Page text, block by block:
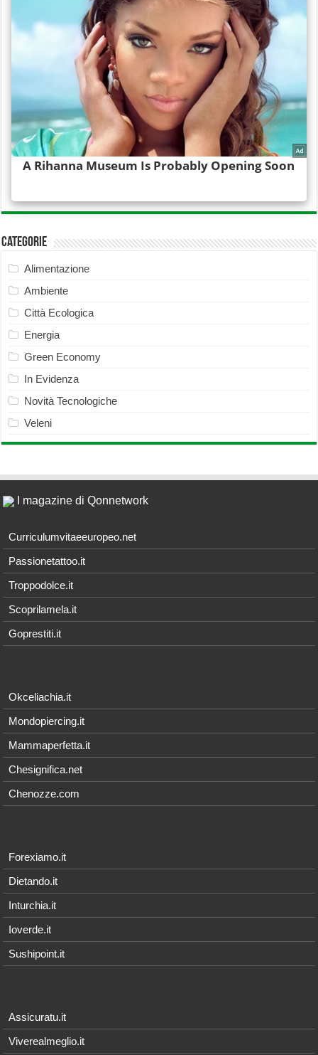
Categorie
Alimentazione
Ambiente
Città Ecologica
Energia
Green Economy
In Evidenza
Novità Tecnologiche
Veleni
I magazine di Qonnetwork
Curriculumvitaeeuropeo.net
Passionetattoo.it
Troppodolce.it
Scoprilamela.it
Goprestiti.it
Okceliachia.it
Mondopiercing.it
Mammaperfetta.it
Chesignifica.net
Chenozze.com
Forexiamo.it
Dietando.it
Inturchia.it
Ioverde.it
Sushipoint.it
Assicuratu.it
Viverealmeglio.it